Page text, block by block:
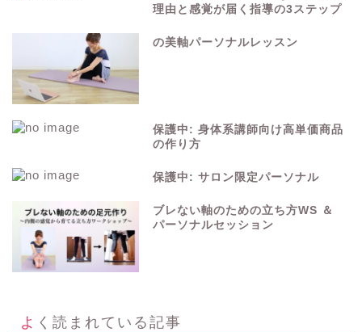
理由と感覚が届く指導の3ステップ
の美軸パーソナルレッスン
保護中: 身体系講師向け高単価商品
の作り方
保護中: サロン限定パーソナル
ブレない軸のための立ち方WS ＆
パーソナルセッション
よく読まれている記事